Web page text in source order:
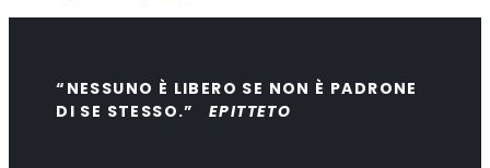
“NESSUNO È LIBERO SE NON È PADRONE
DI SE STESSO.”EPITTETO